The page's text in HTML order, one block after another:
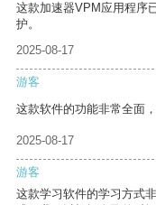
这款加速器VPM应用程序
护。
2025-08-17
游客
这款软件的功能非常全面
2025-08-17
游客
这款学习软件的学习方式